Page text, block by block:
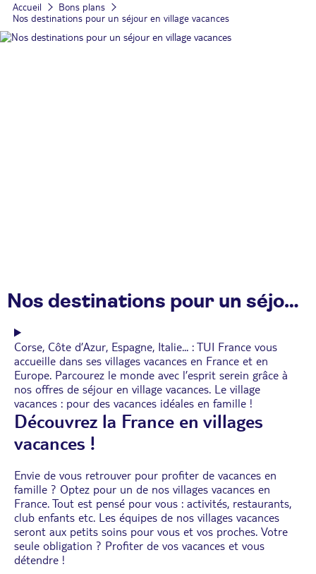
Accueil
Bons plans
Nos destinations pour un séjour en village vacances
Nos destinations pour un séjour en village vacances
Corse, Côte d’Azur, Espagne, Italie... : TUI France vous
accueille dans ses villages vacances en France et en
Europe. Parcourez le monde avec l’esprit serein grâce à
nos offres de séjour en village vacances. Le village
vacances : pour des vacances idéales en famille !
Découvrez la France en villages
vacances !
Envie de vous retrouver pour profiter de vacances en
famille ? Optez pour un de nos villages vacances en
France. Tout est pensé pour vous : activités, restaurants,
club enfants etc. Les équipes de nos villages vacances
seront aux petits soins pour vous et vos proches. Votre
seule obligation ? Profiter de vos vacances et vous
détendre !